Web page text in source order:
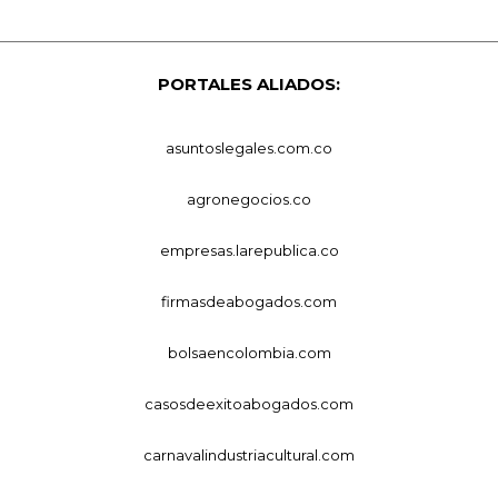
PORTALES ALIADOS:
asuntoslegales.com.co
agronegocios.co
empresas.larepublica.co
firmasdeabogados.com
bolsaencolombia.com
casosdeexitoabogados.com
carnavalindustriacultural.com